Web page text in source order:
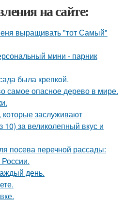
на сайте:
выращивать "тот Самый"
мини - парник
была крепкoй.
самое опасное дерево в мире.
которые заслуживают
за великолепный вкус и
посева перечной рассады:
день.